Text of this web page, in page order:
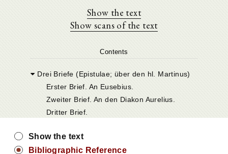
Show the text
Show scans of the text
Contents
Drei Briefe (Epistulae; über den hl. Martinus)
Erster Brief. An Eusebius.
Zweiter Brief. An den Diakon Aurelius.
Dritter Brief.
Show the text
Bibliographic Reference